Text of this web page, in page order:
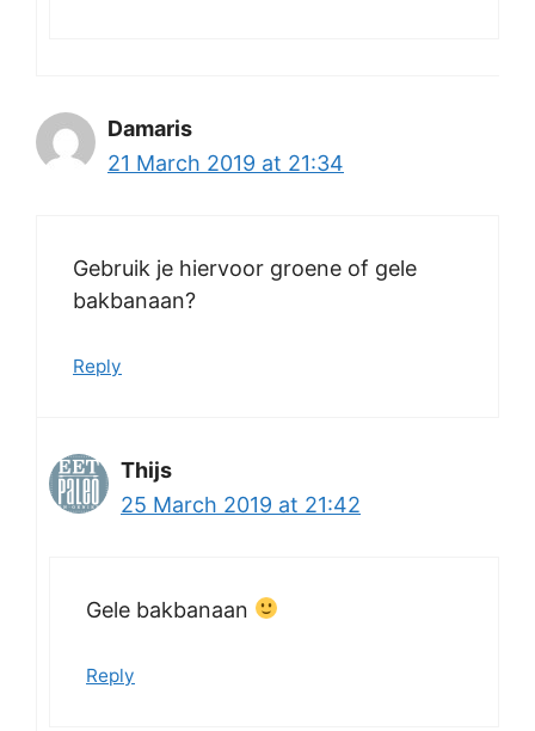
Damaris
21 March 2019 at 21:34
Gebruik je hiervoor groene of gele
bakbanaan?
Reply
Thijs
25 March 2019 at 21:42
Gele bakbanaan
Reply